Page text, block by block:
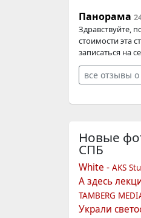
Панорама
Здравствуйте,
стоимости эта
записаться на
все отзывы о
Новые
СПБ
White - AKS
А здесь
TAMBERG
Украли